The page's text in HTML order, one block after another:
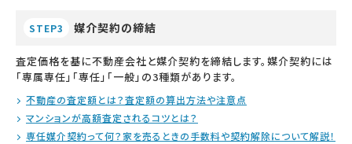
STEP3 媒介契約の締結
査定価格を基に不動産会社と媒介契約を締結します。媒介契約には
「専属専任」「専任」「一般」の3種類があります。
不動産の査定額とは？査定額の算出方法や注意点
マンションが高額査定されるコツとは？
専任媒介契約って何？家を売るときの手数料や契約解除について解説！